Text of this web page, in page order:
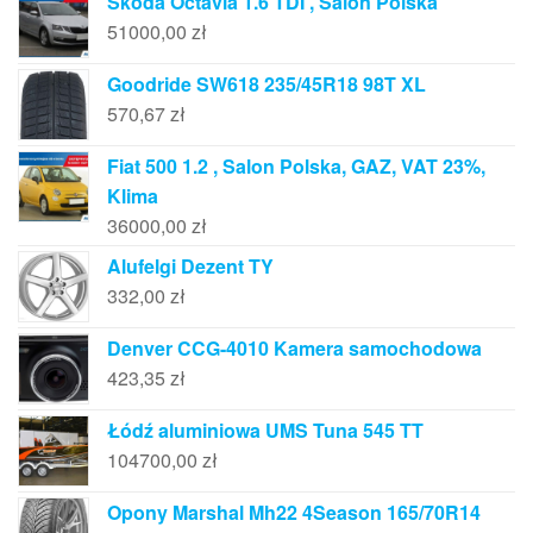
51000,00 zł
Goodride SW618 235/45R18 98T XL
570,67zł
Fiat 500 1.2 , Salon Polska, GAZ, VAT 23%,
Klima
36000,00 zł
Alufelgi Dezent TY
332,00 zł
Denver CCG-4010 Kamera samochodowa
423,35 zł
Łódź aluminiowa UMS Tuna 545 TT
104700,00 zł
Opony Marshal Mh22 4Season 165/70R14